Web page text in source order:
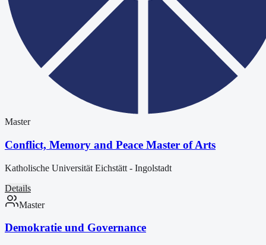
Master
Conflict, Memory and Peace Master of Arts
Katholische Universität Eichstätt - Ingolstadt
Details
Master
Demokratie und Governance